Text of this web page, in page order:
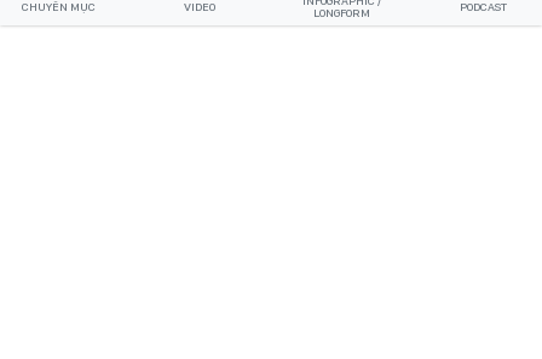
CHUYÊN MỤC VIDEO
LONGFORM
PODCAST